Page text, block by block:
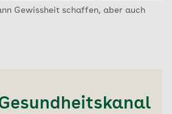
Gewissheit schaffen, aber auch